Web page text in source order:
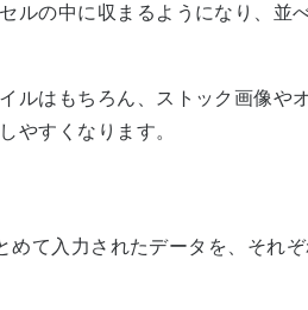
ルの中に収まるようになり、並
はもちろん、ストック画像や
やすくなります。
て入力されたデータを、それ